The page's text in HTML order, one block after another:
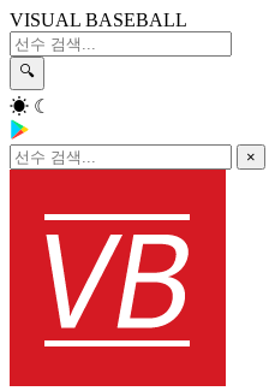
VISUAL BASEBALL
🔍
☀ ☾
×